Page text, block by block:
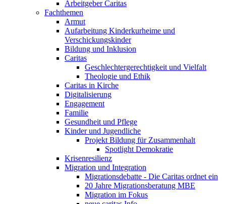
Arbeitgeber Caritas
Fachthemen
Armut
Aufarbeitung Kinderkurheime und
Verschickungskinder
Bildung und Inklusion
Caritas
Geschlechtergerechtigkeit und Vielfalt
Theologie und Ethik
Caritas in Kirche
Digitalisierung
Engagement
Familie
Gesundheit und Pflege
Kinder und Jugendliche
Projekt Bildung für Zusammenhalt
Spotlight Demokratie
Krisenresilienz
Migration und Integration
Migrationsdebatte - Die Caritas ordnet ein
20 Jahre Migrationsberatung MBE
Migration im Fokus